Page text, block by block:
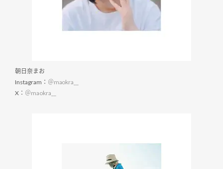
朝日奈まお
Instagram： ＠maokra__
X： ＠maokra__